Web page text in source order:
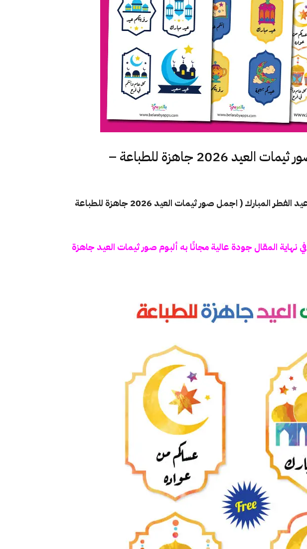
حمل مجانا .. اجمل صور ثيمات العيد 2026 جاهزة للطباعة –
أجمل ثيمات التهنئة بمناسبة عيد الفطر المبارك ( اجمل صور ثيمات العيد 2026 جاهزة للطباعة
لا تنس نسخنك من ملف PDF في نهاية المقال جودة عالية مجانًا به ألبوم صور ثيمات العيد جاهزة